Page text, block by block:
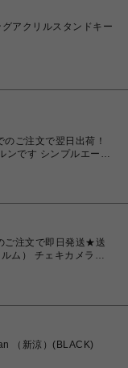
アクリルスタンドキー
ご注文で翌日出荷！
ンです シンプルエース
注文で即日発送★送
ム） チェキカメラ
（新涼）(BLACK)